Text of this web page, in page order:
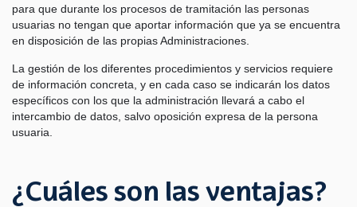
para que durante los procesos de tramitación las personas
usuarias no tengan que aportar información que ya se encuentra
en disposición de las propias Administraciones.
La gestión de los diferentes procedimientos y servicios requiere
de información concreta, y en cada caso se indicarán los datos
específicos con los que la administración llevará a cabo el
intercambio de datos, salvo oposición expresa de la persona
usuaria.
¿Cuáles son las ventajas?